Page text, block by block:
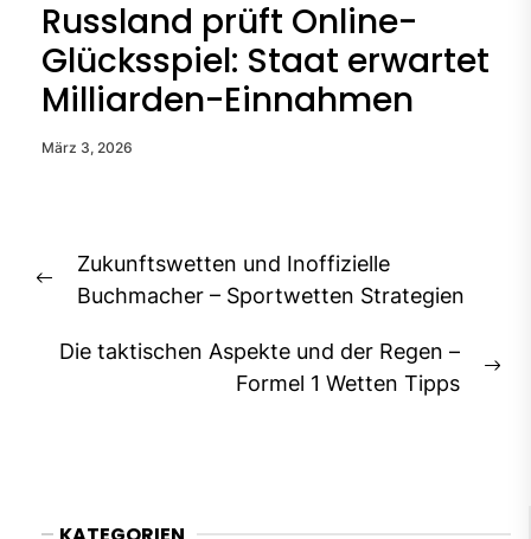
Russland prüft Online-
Glücksspiel: Staat erwartet
Milliarden-Einnahmen
März 3, 2026
Beitragsnavigation
Previous
Zukunftswetten und Inoffizielle
Buchmacher – Sportwetten Strategien
Die taktischen Aspekte und der Regen –
Formel 1 Wetten Tipps